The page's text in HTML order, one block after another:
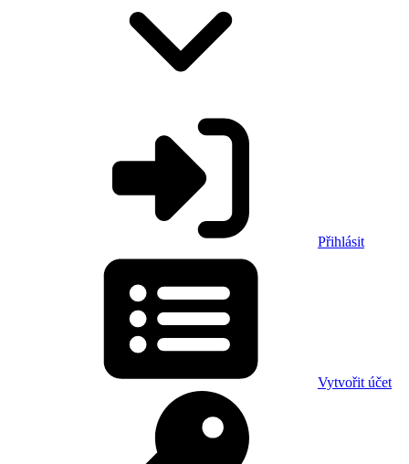
Přihlásit
Vytvořit účet